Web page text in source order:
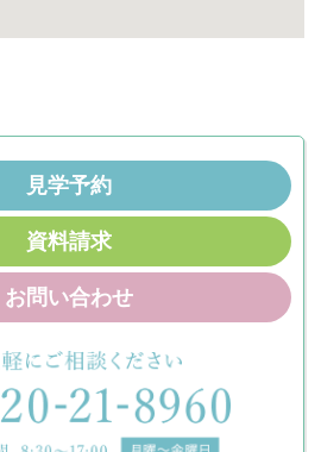
見学予約
資料請求
お問い合わせ